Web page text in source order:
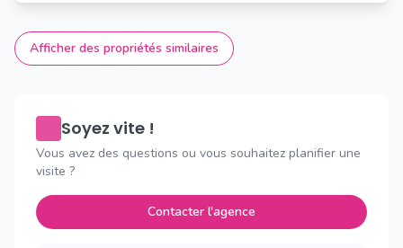
Afficher des propriétés similaires
Soyez vite !
Vous avez des questions ou vous souhaitez planifier une
visite ?
Contacter l'agence